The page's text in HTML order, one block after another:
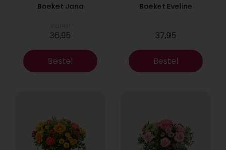
Boeket Jana
36,95
Bestel
Boeket Eveline
37,95
Bestel